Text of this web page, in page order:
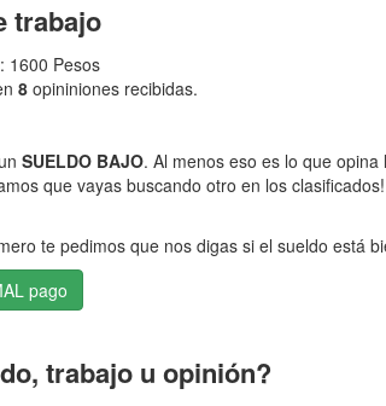
trabajo
1600 Pesos
8 opininiones recibidas.
SUELDO BAJO. Al menos eso es lo que opina
que vayas buscando otro en los clasificados!
te pedimos que nos digas si el sueldo está
trabajo u opinión?